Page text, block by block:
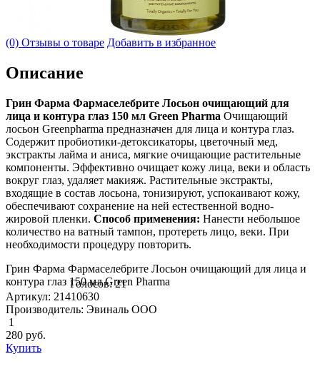
(0) Отзывы о товаре Добавить в избранное
Описание
Грин Фарма Фармаселебрите Лосьон очищающий для
лица и контура глаз 150 мл Green Pharma Очищающий
лосьон Greenpharma предназначен для лица и контура глаз.
Содержит пробиотики-детоксикаторы, цветочный мед,
экстракты лайма и аниса, мягкие очищающие растительные
компоненты. Эффективно очищает кожу лица, веки и область
вокруг глаз, удаляет макияж. Растительные экстракты,
входящие в состав лосьона, тонизируют, успокаивают кожу,
обеспечивают сохранение на ней естественной водно-
жировой пленки. Способ применения: Нанести небольшое
количество на ватный тампон, протереть лицо, веки. При
необходимости процедуру повторить.
Грин Фарма Фармаселебрите Лосьон очищающий для лица и
контура глаз 150 мл Green Pharma
Голосов: 21
Артикул: 21410630
Производитель: Эвиналь ООО
1
280 руб.
Купить